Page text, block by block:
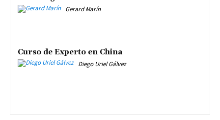
Gerard Marín
Curso de Experto en China
Diego Uriel Gálvez